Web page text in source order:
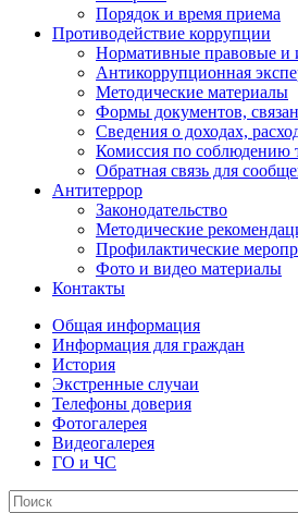
Порядок и время приема
Противодействие коррупции
Нормативные правовые и
Антикоррупционная
Методические материалы
Формы документов,
Сведения о доходах,
Комиссия по соблюдению
Обратная связь для
Антитеррор
Законодательство
Методические
Профилактические
Фото и видео материалы
Контакты
Общая информация
Информация для граждан
История
Экстренные случаи
Телефоны доверия
Фотогалерея
Видеогалерея
ГО и ЧС